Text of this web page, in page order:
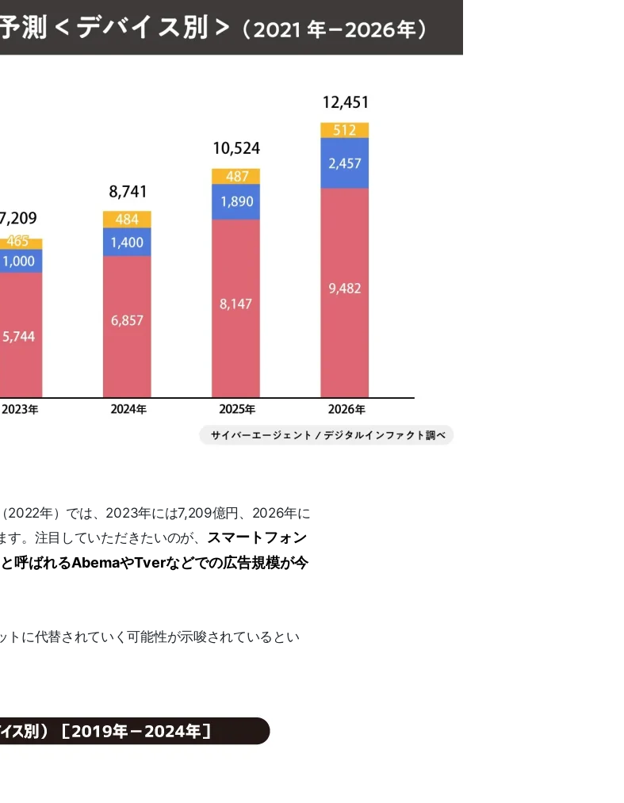
2022年）では、2023年には7,209億円、2026年に
。注目していただきたいのが、
スマートフォン
呼ばれるAbemaやTverなどでの広告規模が今
に代替されていく可能性が示唆されているとい